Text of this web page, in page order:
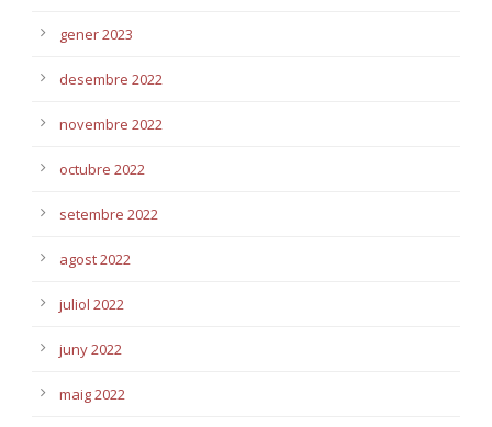
gener 2023
desembre 2022
novembre 2022
octubre 2022
setembre 2022
agost 2022
juliol 2022
juny 2022
maig 2022